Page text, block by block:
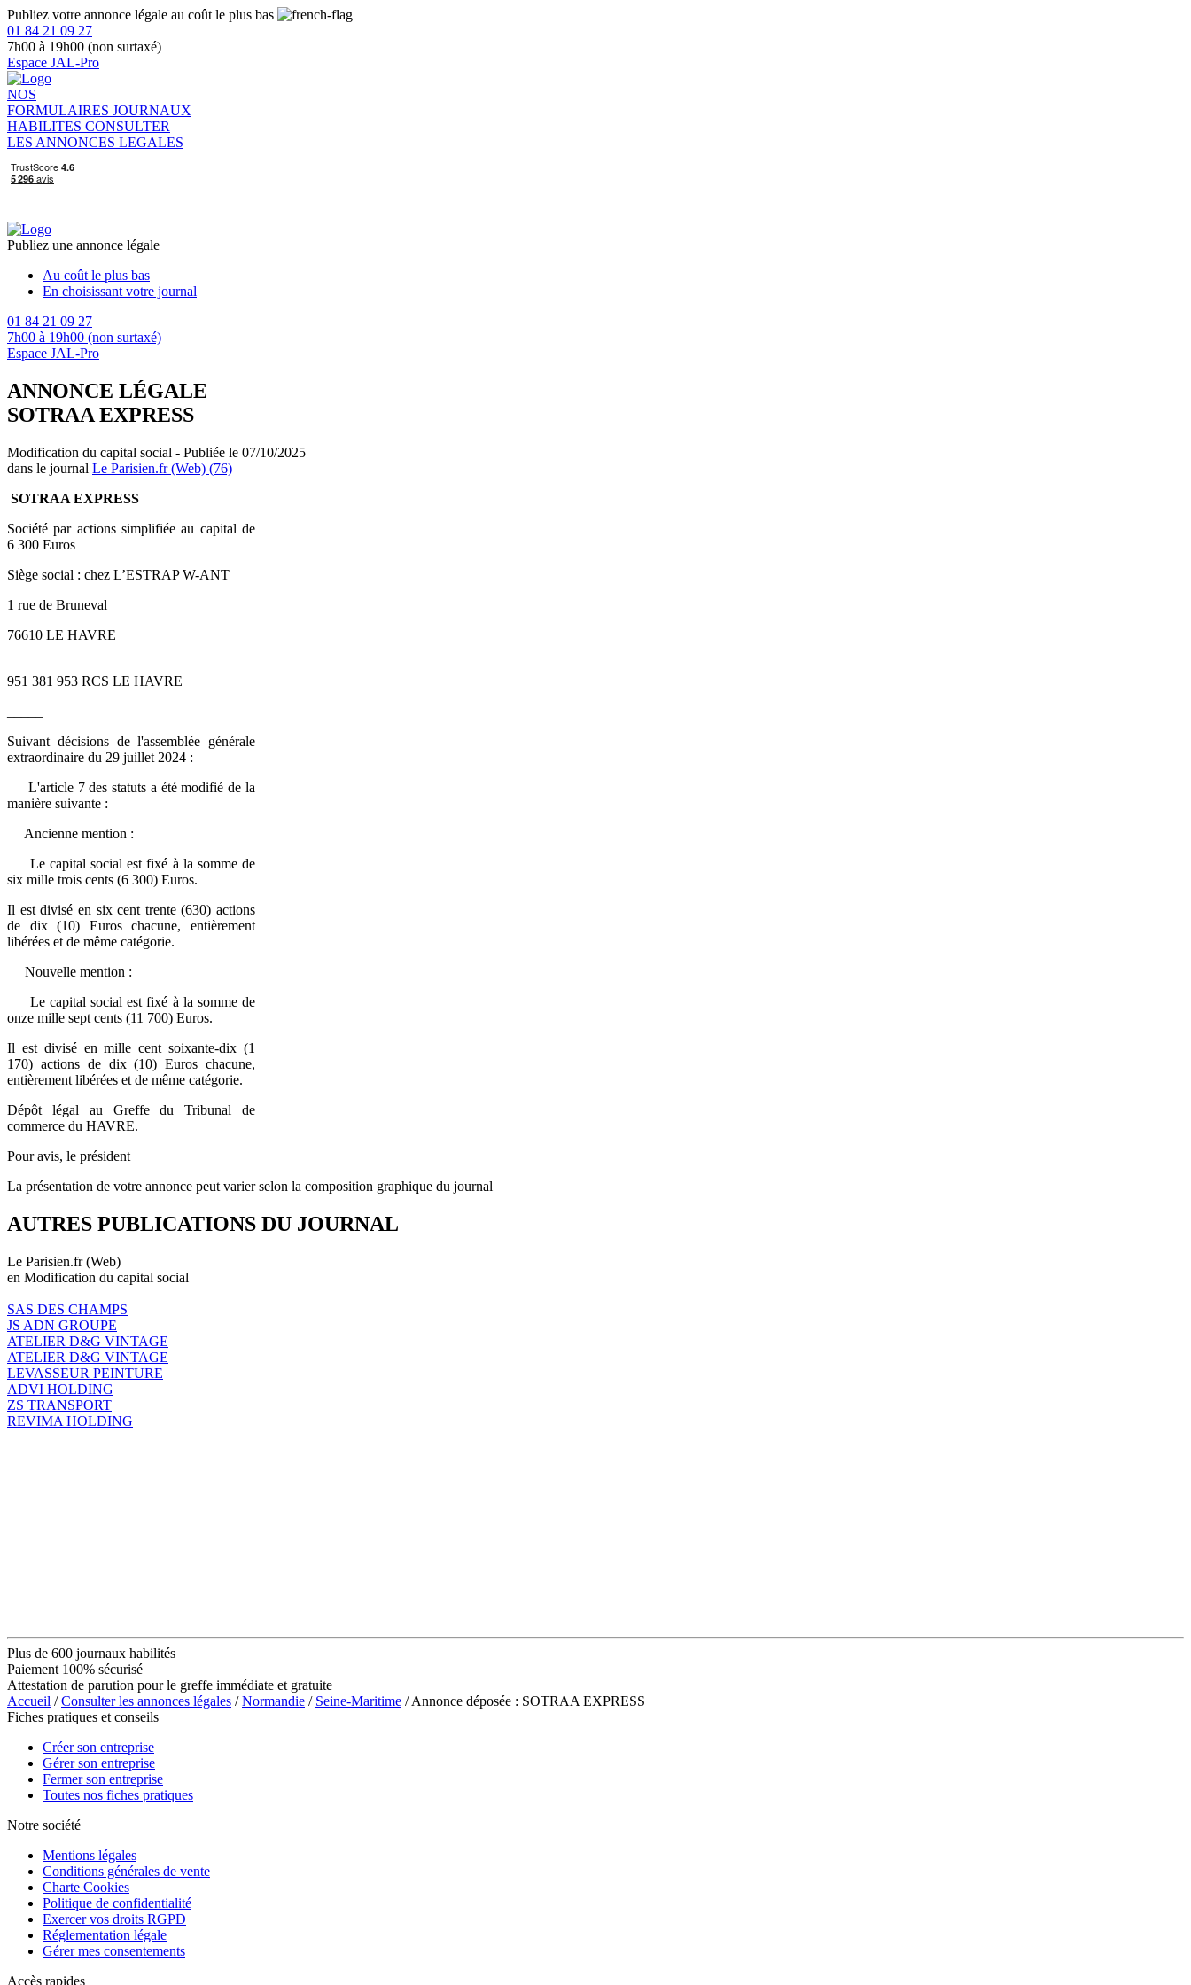
Publiez votre annonce légale au coût le plus bas
01 84 21 09 27
7h00 à 19h00 (non surtaxé)
Espace JAL-Pro
NOS
FORMULAIRES JOURNAUX
HABILITES CONSULTER
LES ANNONCES LEGALES
Publiez une annonce légale
Au coût le plus bas
En choisissant votre journal
01 84 21 09 27
7h00 à 19h00 (non surtaxé)
Espace JAL-Pro
ANNONCE LÉGALE
SOTRAA EXPRESS
Modification du capital social - Publiée le 07/10/2025
dans le journal Le Parisien.fr (Web) (76)
SOTRAA EXPRESS
Société par actions simplifiée au capital de
6 300 Euros
Siège social : chez L’ESTRAP W-ANT
1 rue de Bruneval
76610 LE HAVRE
951 381 953 RCS LE HAVRE
Suivant décisions de l'assemblée générale
extraordinaire du 29 juillet 2024 :
L'article 7 des statuts a été modifié de la
manière suivante :
Ancienne mention :
Le capital social est fixé à la somme de
six mille trois cents (6 300) Euros.
Il est divisé en six cent trente (630) actions
de dix (10) Euros chacune, entièrement
libérées et de même catégorie.
Nouvelle mention :
Le capital social est fixé à la somme de
onze mille sept cents (11 700) Euros.
Il est divisé en mille cent soixante-dix (1
170) actions de dix (10) Euros chacune,
entièrement libérées et de même catégorie.
Dépôt légal au Greffe du Tribunal de
commerce du HAVRE.
Pour avis, le président
La présentation de votre annonce peut varier selon la composition graphique du journal
AUTRES PUBLICATIONS DU JOURNAL
Le Parisien.fr (Web)
en Modification du capital social
SAS DES CHAMPS
JS ADN GROUPE
ATELIER D&G VINTAGE
ATELIER D&G VINTAGE
LEVASSEUR PEINTURE
ADVI HOLDING
ZS TRANSPORT
REVIMA HOLDING
Plus de 600 journaux habilités
Paiement 100% sécurisé
Attestation de parution pour le greffe immédiate et gratuite
Accueil /Consulter les annonces légales /Normandie / Seine-Maritime / Annonce déposée : SOTRAA EXPRESS
Fiches pratiques et conseils
Créer son entreprise
Gérer son entreprise
Fermer son entreprise
Toutes nos fiches pratiques
Notre société
Mentions légales
Conditions générales de vente
Charte Cookies
Politique de confidentialité
Exercer vos droits RGPD
Réglementation légale
Gérer mes consentements
Accès rapides